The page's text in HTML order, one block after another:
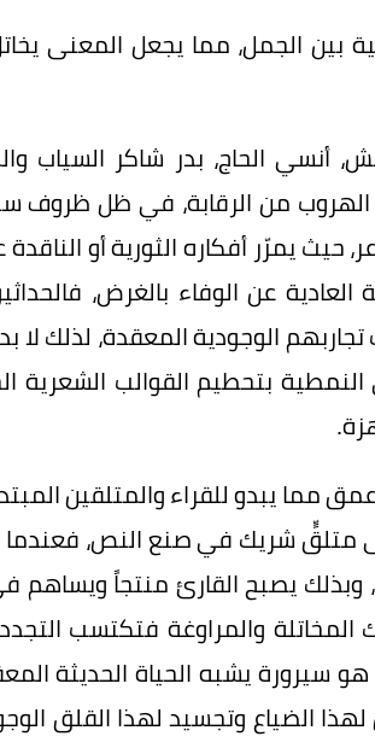
بين الجمل، مما يجعل المعنى
أنسي الحاج، بدر شاكر السياب
الهروب من الرقابة، في ظل ظروف
يمرّر أفكاره الثورية أو الناقدة
عن الوفاء بالغرض،
الوجودية المعقدة، لذلك لا
بتحطيم القوالب الشعرية
مما يبدو للقراء والمتلقين
شريك في صنع النص، فعندما
يصبح القارئ منتجاً ويساهم
والمراوغة فتكتسب
سيرورة يشبه الحياة الحديثة
الضياع وتجسيد لهذا القلق